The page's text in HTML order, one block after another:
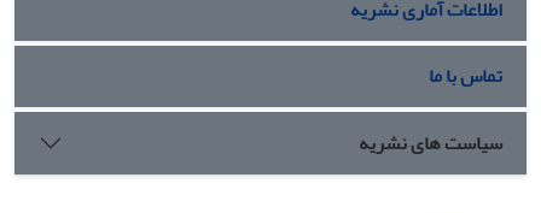
اطلاعات آماری نشریه
تماس با ما
سیاست های نشریه